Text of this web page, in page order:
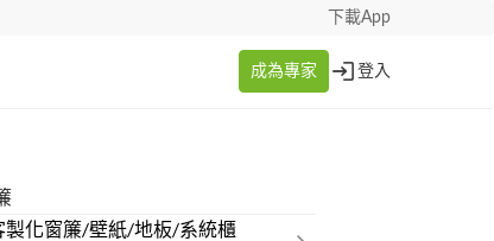
下載App
成為專家 登入
製化窗簾/壁紙/地板/系統櫃